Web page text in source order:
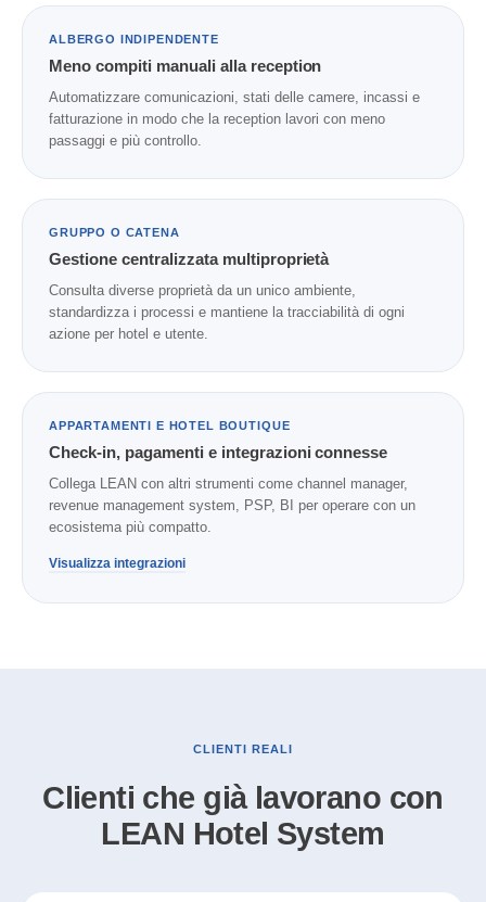
ALBERGO INDIPENDENTE
Meno compiti manuali alla reception
Automatizzare comunicazioni, stati delle camere, incassi e
fatturazione in modo che la reception lavori con meno
passaggi e più controllo.
GRUPPO O CATENA
Gestione centralizzata multiproprietà
Consulta diverse proprietà da un unico ambiente,
standardizza i processi e mantiene la tracciabilità di ogni
azione per hotel e utente.
APPARTAMENTI E HOTEL BOUTIQUE
Check-in, pagamenti e integrazioni connesse
Collega LEAN con altri strumenti come channel manager,
revenue management system, PSP, BI per operare con un
ecosistema più compatto.
Visualizza integrazioni
CLIENTI REALI
Clienti che già lavorano con
LEAN Hotel System